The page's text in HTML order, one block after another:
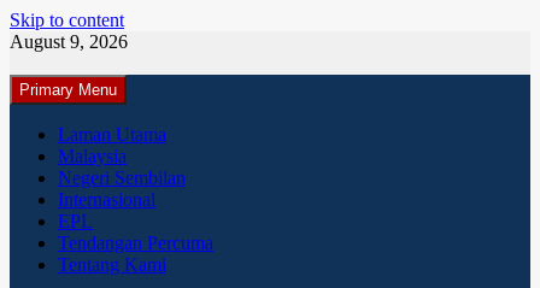
Skip to content
August 9, 2026
Primary Menu
Laman Utama
Malaysia
Negeri Sembilan
Internasional
EPL
Tendangan Percuma
Tentang Kami